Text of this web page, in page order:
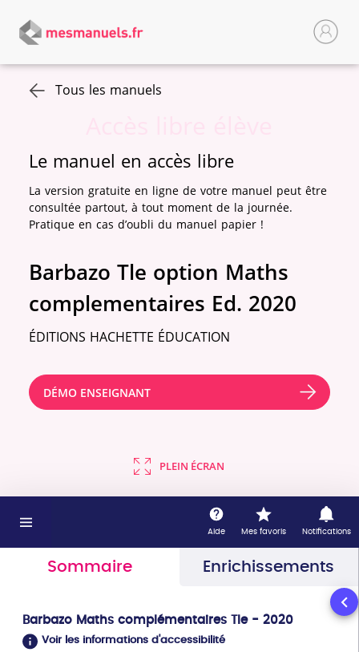
Tous les manuels
Le manuel en accès libre
La version gratuite en ligne de votre manuel peut être
consultée partout, à tout moment de la journée.
Pratique en cas d’oubli du manuel papier !
Barbazo Tle option Maths
complementaires Ed. 2020
ÉDITIONS HACHETTE ÉDUCATION
DÉMO ENSEIGNANT
PLEIN ÉCRAN